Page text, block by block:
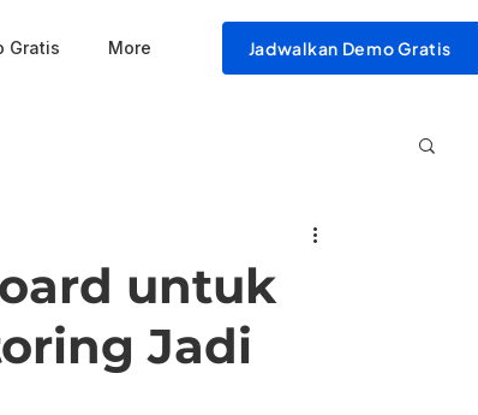
Gratis More Jadwalkan Demo Gratis
untuk
Jadi